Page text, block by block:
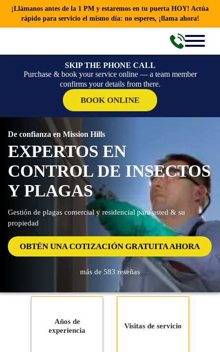
¡Llámanos antes de la 1 PM y estaremos en tu puerta HOY! Actúa
rápido para servicio el mismo día: no esperes, ¡llama ahora!
SKIP THE PHONE CALL
Purchase & book your service online — a team member
confirms your details from there.
BOOK ONLINE
De confianza en Mission Hills
EXPERTOS EN
CONTROL DE INSECTOS
Y PLAGAS
Gestión de plagas comercial y residencial para usted & su
propiedad
OBTÉN UNA COTIZACIÓN GRATUITA AHORA
más de 583 reseñas
Años de
experiencia
Visitas de servicio